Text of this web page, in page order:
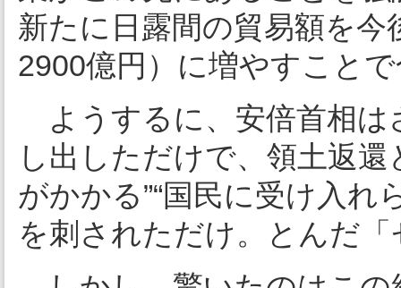
新たに日露間の貿易額を
2900億円）に増やすこと
ようするに、安倍首相は
し出しただけで、領土返
がかかる”“国民に受け入
を刺されただけ。とんだ